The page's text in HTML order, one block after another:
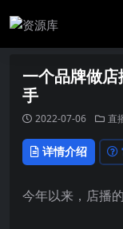
一个品牌做
手
2022-07-06 直
详情介绍
今年以来，店播